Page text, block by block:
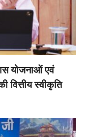
योजनाओं एवं
वित्तीय स्वीकृति